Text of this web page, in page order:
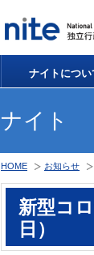
ナイトについ
ナイト
HOME お知らせ
新型コ
日）